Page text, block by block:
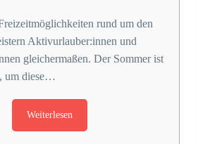
rund um den
Aktivurlauber:innen und
gleichermaßen. Der Sommer ist
um diese…
Weiterlesen